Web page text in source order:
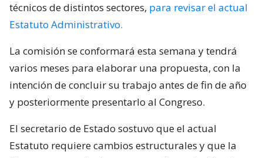
técnicos de distintos sectores, para revisar el actual
Estatuto Administrativo.
La comisión se conformará esta semana y tendrá
varios meses para elaborar una propuesta, con la
intención de concluir su trabajo antes de fin de año
y posteriormente presentarlo al Congreso.
El secretario de Estado sostuvo que el actual
Estatuto requiere cambios estructurales y que la